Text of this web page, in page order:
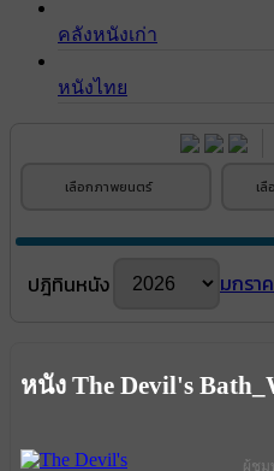
คลังหนังเก่า
หนังไทย
เลือกภาพยนตร์ เ
ปฎิทินหนัง มกรา
ผู้ชม
หนัง The Devil's